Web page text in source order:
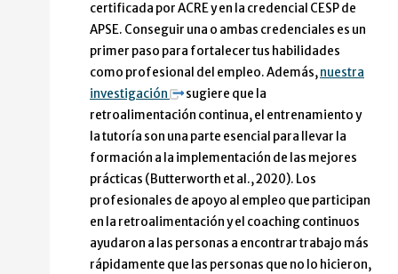
certificada por ACRE y en la credencial CESP de
APSE. Conseguir una o ambas credenciales es un
primer paso para fortalecer tus habilidades
como profesional del empleo. Además,nuestra
investigación
sugiere que la
retroalimentación continua, el entrenamiento y
la tutoría son una parte esencial para llevar la
formación a la implementación de las mejores
prácticas (Butterworth et al., 2020). Los
profesionales de apoyo al empleo que participan
en la retroalimentación y el coaching continuos
ayudaron a las personas a encontrar trabajo más
rápidamente que las personas que no lo hicieron,